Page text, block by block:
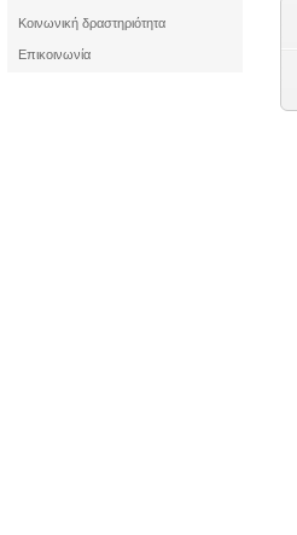
Κοινωνική δραστηριότητα
Επικοινωνία